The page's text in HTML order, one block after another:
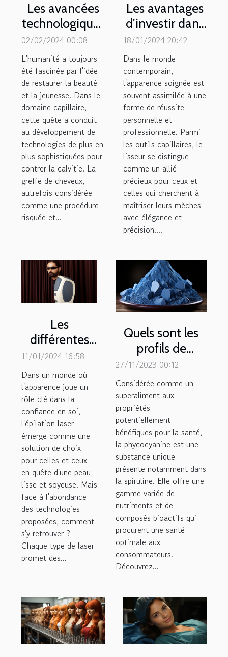
Les avancées
technologiques
dans le
domaine de la
greffe de
cheveux
02/02/2024 00:08
L'humanité a toujours
été fascinée par l'idée
de restaurer la beauté
et la jeunesse. Dans le
domaine capillaire,
cette quête a conduit
au développement de
technologies de plus en
plus sophistiquées pour
contrer la calvitie. La
greffe de cheveux,
autrefois considérée
comme une procédure
risquée et...
Les avantages
d'investir dans
un lisseur de
qualité pour
une coiffure
parfaite
18/01/2024 20:42
Dans le monde
contemporain,
l'apparence soignée est
souvent assimilée à une
forme de réussite
personnelle et
professionnelle. Parmi
les outils capillaires, le
lisseur se distingue
comme un allié
précieux pour ceux et
celles qui cherchent à
maîtriser leurs mèches
avec élégance et
précision....
Les
différentes
technologies
d'épilation
laser : quelle
est la plus
efficace ?
11/01/2024 16:58
Dans un monde où
l'apparence joue un
rôle clé dans la
confiance en soi,
l'épilation laser
émerge comme une
solution de choix
pour celles et ceux
en quête d'une peau
lisse et soyeuse. Mais
face à l'abondance
des technologies
proposées, comment
s'y retrouver ?
Chaque type de laser
promet des...
Quels sont les
profils de
personnes pour
lesquelles la
consommation
de la
phycocyanine
est
particulièrement
bénéfique ?
27/11/2023 00:12
Considérée comme un
superaliment aux
propriétés
potentiellement
bénéfiques pour la santé,
la phycocyanine est une
substance unique
présente notamment dans
la spiruline. Elle offre une
gamme variée de
nutriments et de
composés bioactifs qui
procurent une santé
optimale aux
consommateurs.
Découvrez...